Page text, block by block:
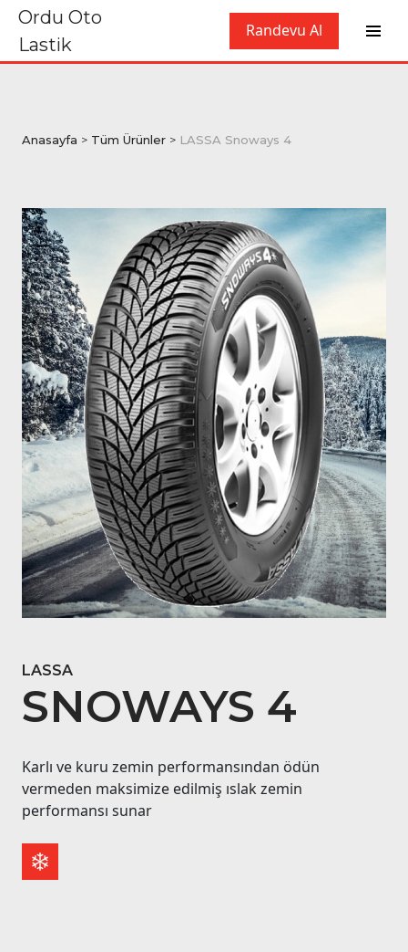
Ordu Oto
Lastik
Randevu Al
Anasayfa > Tüm Ürünler > LASSA Snoways 4
LASSA
SNOWAYS 4
Karlı ve kuru zemin performansından ödün
vermeden maksimize edilmiş ıslak zemin
performansı sunar